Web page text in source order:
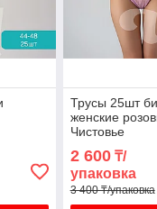
Трусы 25шт
женские
Чистовье
2 600₸/
упаковка
3 400 ₸/упаковка